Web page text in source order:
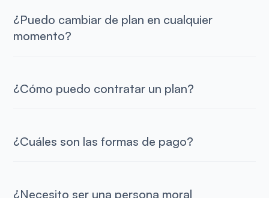
¿Puedo cambiar de plan en cualquier
momento?
¿Cómo puedo contratar un plan?
¿Cuáles son las formas de pago?
¿Necesito ser una persona moral